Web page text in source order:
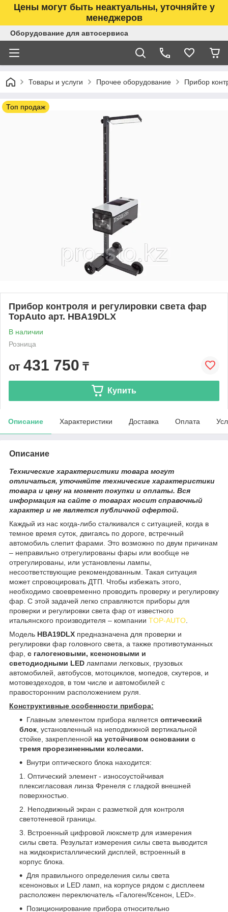
Цены могут быть неактуальны, уточняйте у
менеджеров
Оборудование для автосервиса
Товары и услуги Прочее оборудование Прибор
Топ продаж
Прибор контроля и регулировки света фар
TopAuto арт. HBA19DLX
В наличии
Розница
от 431 750 ₸
Купить
Описание Характеристики Доставка Оплата
Описание
Технические характеристики товара могут
отличаться, уточняйте технические характеристики
товара и цену на момент покупки и оплаты. Вся
информация на сайте о товарах носит справочный
характер и не является публичной офертой.
Каждый из нас когда-либо сталкивался с ситуацией, когда в
темное время суток, двигаясь по дороге, встречный
автомобиль слепит фарами. Это возможно по двум причинам
– неправильно отрегулированы фары или вообще не
отрегулированы, или установлены лампы,
несоответствующие рекомендованным. Такая ситуация
может спровоцировать ДТП. Чтобы избежать этого,
необходимо своевременно проводить проверку и регулировку
фар. С этой задачей легко справляются приборы для
проверки и регулировки света фар от известного
итальянского производителя – компании TOP-AUTO
Модель HBA19DLX предназначена для проверки и
регулировки фар головного света, а также противотуманных
фар, с галогеновыми, ксеноновыми и
светодиодными LED лампами легковых, грузовых
автомобилей, автобусов, мотоциклов, мопедов, скутеров, и
мотовездеходов, в том числе и автомобилей с
правосторонним расположением руля.
Конструктивные особенности прибора:
Главным элементом прибора является оптический
блок , установленный на неподвижной вертикальной
стойке, закрепленной на устойчивом основании с
тремя прорезиненными колесами.
Внутри оптического блока находится:
Оптический элемент - износоустойчивая
плексигласовая линза Френеля с гладкой внешней
поверхностью.
Неподвижный экран с разметкой для контроля
светотеневой границы.
Встроенный цифровой люксметр для измерения
силы света. Результат измерения силы света выводится
на жидкокристаллический дисплей, встроенный в
корпус блока.
Для правильного определения силы света
ксеноновых и LED ламп, на корпусе рядом с дисплеем
расположен переключатель «Галоген/Ксенон, LED».
Позиционирование прибора относительно